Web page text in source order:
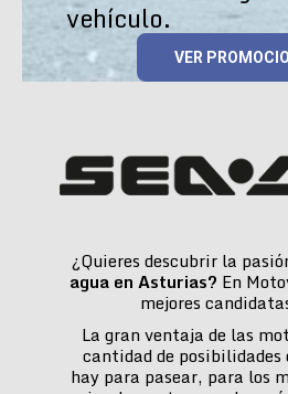
vehículo.
VER
¿Quieres descubrir la
agua en Asturias? En
mejores
La gran ventaja de las
cantidad de posibilidades
hay para pasear, para los